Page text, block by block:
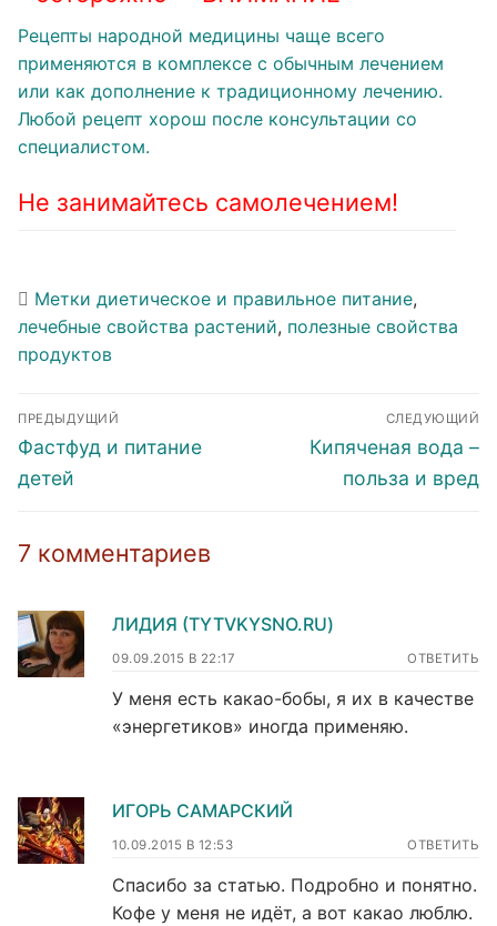
Рецепты народной медицины чаще всего
применяются в комплексе с обычным лечением
или как дополнение к традиционному лечению.
Любой рецепт хорош после консультации со
специалистом.
Не занимайтесь самолечением!
Метки диетическое и правильное питание,
лечебные свойства растений, полезные свойства
продуктов
Навигация
по
записям
ПРЕДЫДУЩИЙ
Предыдущая
запись:
Фастфуд и питание
детей
СЛЕДУЮЩИЙ
Следующая
запись:
Кипяченая вода –
польза и вред
7 комментариев
ЛИДИЯ (TYTVKYSNO.RU)
09.09.2015 В 22:17 ОТВЕТИТЬ
У меня есть какао-бобы, я их в качестве
«энергетиков» иногда применяю.
ИГОРЬ САМАРСКИЙ
10.09.2015 В 12:53 ОТВЕТИТЬ
Спасибо за статью. Подробно и понятно.
Кофе у меня не идёт, а вот какао люблю.